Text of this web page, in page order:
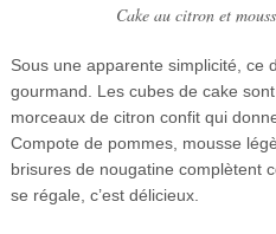
Cake au citron et
Sous une apparente simplicité, ce
gourmand. Les cubes de cake
morceaux de citron confit qui
Compote de pommes, mousse
brisures de nougatine complètent
se régale, c’est délicieux.